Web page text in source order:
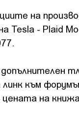
на
Tesla - Plaid
линк към
цената на